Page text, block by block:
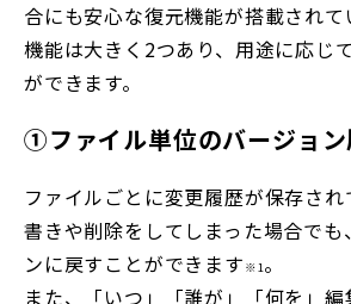
合にも安心な復元機能が搭載されて
機能は大きく2つあり、用途に応じ
ができます。
①ファイル単位のバージョ
ファイルごとに変更履歴が保存され
書きや削除をしてしまった場合でも
ンに戻すことができます ※1。
また、「いつ」「誰が」「何を」